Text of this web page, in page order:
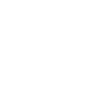
Witryna 1-
oznacza,